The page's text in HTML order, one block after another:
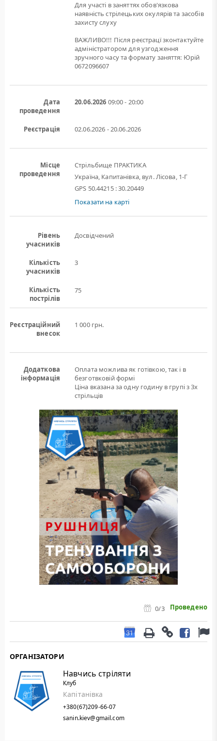
Для участі в заняттях обов'язкова
наявність стрілецьких окулярів та засобів
захисту слуху
ВАЖЛИВО!!! Після реєстрацї зконтактуйте
адміністратором для узгодження
зручного часу та формату заняття: Юрій
0672096607
Дата
проведення
20.06.2026 09:00 - 20:00
Реєстрація 02.06.2026 - 20.06.2026
Місце
проведення
Стрільбище ПРАКТИКА
Україна, Капитанівка, вул. Лісова, 1-Г
GPS 50.44215 : 30.20449
Показати на карті
Рівень
учасників
Досвідчений
Кількість
учасників
3
Кількість
пострілів
75
Реєстраційний
внесок
1 000 грн.
Додаткова
інформація
Оплата можлива як готівкою, так і в
безготвковій формі
Ціна вказана за одну годину в групі з 3х
стрільців
0/3 Проведено
ОРГАНІЗАТОРИ
Навчись стріляти
Клуб
Капітанівка
+380(67)209-66-07
sanin.kiev@gmail.com